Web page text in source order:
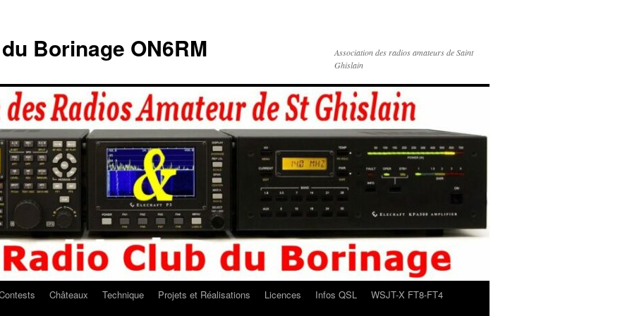
Borinage ON6RM
Association des radios amateurs de Saint
Ghislain
Châteaux Technique Projets et Réalisations Licences Infos QSL
WSJT-X FT8-FT4